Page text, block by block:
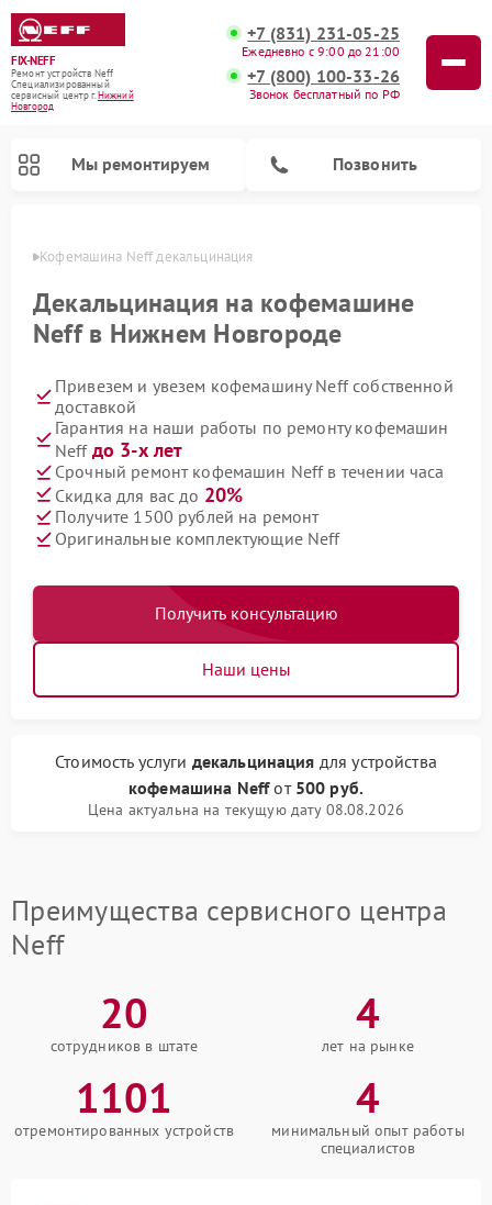
FIX-NEFF
Ремонт устройств Neff
Специализированный
cервисный центр г.Нижний
Новгород
+7 (831) 231-05-25
Ежедневно с 9:00 до 21:00
+7 (800) 100-33-26
Звонок бесплатный по РФ
Мы ремонтируем Позвонить
Кофемашина Neff декальцинация
Декальцинация на кофемашине
Neff в Нижнем Новгороде
Привезем и увезем кофемашину Neff собственной
доставкой
Гарантия на наши работы по ремонту кофемашин
Neff до 3-х лет
Срочный ремонт кофемашин Neff в течении часа
Скидка для вас до 20%
Получите 1500 рублей на ремонт
Оригинальные комплектующие Neff
Получить консультацию
Наши цены
Стоимость услуги декальцинация для устройства
кофемашина Neffот 500 руб.
Цена актуальна на текущую дату 08.08.2026
Преимущества сервисного центра
Neff
20
сотрудников в штате
4
лет на рынке
1101
отремонтированных устройств
4
минимальный опыт работы
специалистов